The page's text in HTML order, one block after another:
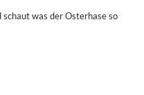
was der Osterhase so